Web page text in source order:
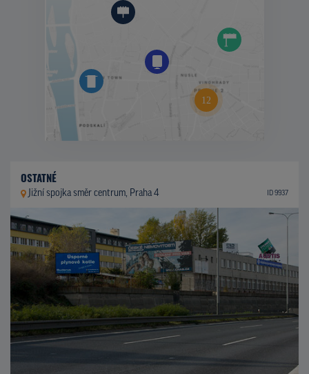
OSTATNÉ
Jižní spojka směr centrum, Praha 4 ID 9937